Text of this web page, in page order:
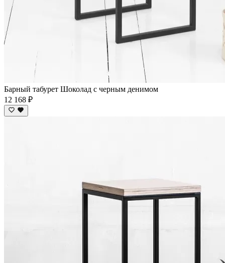
Барный табурет Шоколад с черным денимом
12 168 ₽